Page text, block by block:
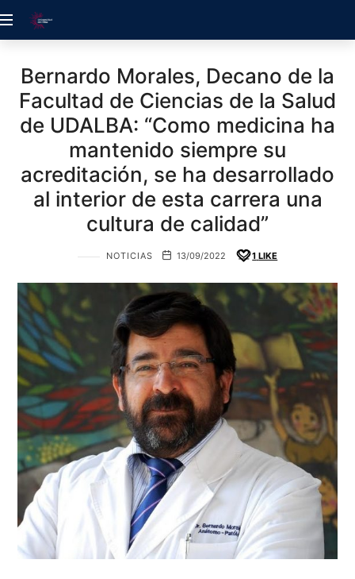
ACREDITACIÓN
Bernardo Morales, Decano de la
Facultad de Ciencias de la Salud
de UDALBA: “Como medicina ha
mantenido siempre su
acreditación, se ha desarrollado
al interior de esta carrera una
cultura de calidad”
NOTICIAS 13/09/2022 1 LIKE